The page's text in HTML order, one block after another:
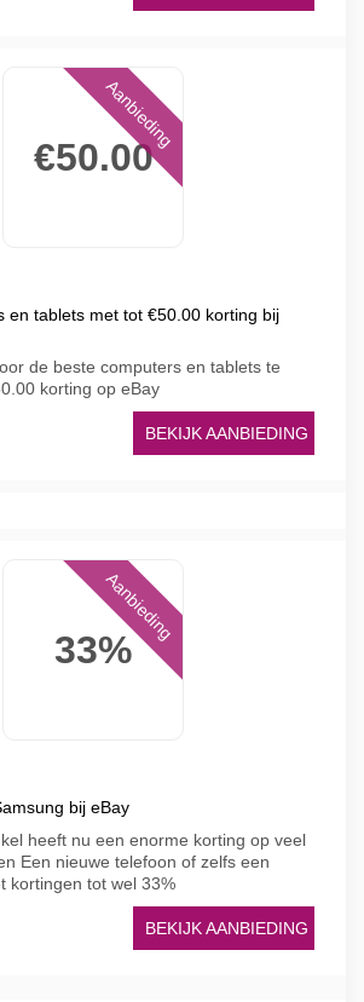
€50.00
Aanbieding
en tablets met tot €50.00 korting bij
de beste computers en tablets te
korting op eBay
BEKIJK AANBIEDING
33%
Aanbieding
bij eBay
heeft nu een enorme korting op veel
Een nieuwe telefoon of zelfs een
kortingen tot wel 33%
BEKIJK AANBIEDING